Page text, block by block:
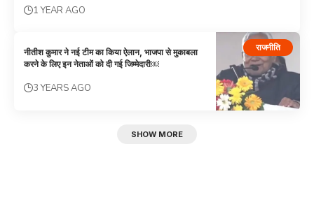
1 YEAR AGO
राजनीति
नीतीश कुमार ने नई टीम का किया ऐलान, भाजपा से मुकाबला
करने के लिए इन नेताओं को दी गई जिम्मेदारी￼
3 YEARS AGO
SHOW MORE